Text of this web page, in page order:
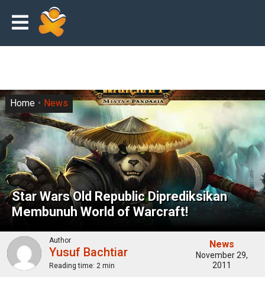
Star Wars Old Republic Diprediksikan
Membunuh World of Warcraft!
Home News
Author
Yusuf Bachtiar
Reading time: 2 min
News
November 29,
2011